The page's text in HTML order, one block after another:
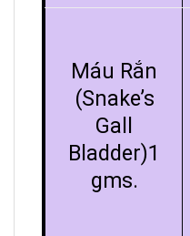
Máu Rắn
(Snake’s
Gall
Bladder)1
gms.